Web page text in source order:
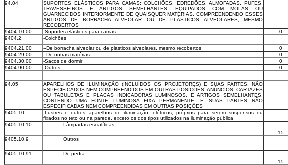
94.04
SUPORTES ELÁSTICOS PARA CAMAS; COLCHÕES, EDREDÕES, ALMOFADAS, PUFES,
TRAVESSEIROS E ARTIGOS SEMELHANTES, EQUIPADOS COM MOLAS OU
GUARNECIDOS INTERIORMENTE DE QUAISQUER MATÉRIAS, COMPREENDENDO ESSES
ARTIGOS DE BORRACHA ALVEOLAR OU DE PLÁSTICOS ALVEOLARES, MESMO
RECOBERTOS
9404.10.00
-Suportes elásticos para camas
0
9404.2
-Colchões
9404.21.00
--De borracha alveolar ou de plásticos alveolares, mesmo recobertos
0
9404.29.00
--De outras matérias
0
9404.30.00
-Sacos de dormir
0
9404.90.00
-Outros 0
94.05
APARELHOS DE ILUMINAÇÃO (INCLUÍDOS OS PROJETORES) E SUAS PARTES, NÃO
ESPECIFICADOS NEM COMPREENDIDOS EM OUTRAS POSIÇÕES; ANÚNCIOS, CARTAZES
OU TABULETAS E PLACAS INDICADORAS LUMINOSOS, E ARTIGOS SEMELHANTES,
CONTENDO UMA FONTE LUMINOSA FIXA PERMANENTE, E SUAS PARTES NÃO
ESPECIFICADAS NEM COMPREENDIDAS EM OUTRAS POSIÇÕES
9405.10
-Lustres e outros aparelhos de iluminação, elétricos, próprios para serem suspensos ou
fixados no teto ou na parede, exceto os dos tipos utilizados na iluminação pública
9405.10.10
Lâmpadas escialíticas
15
9405.10.9
Outros
9405.10.91
De pedra
15